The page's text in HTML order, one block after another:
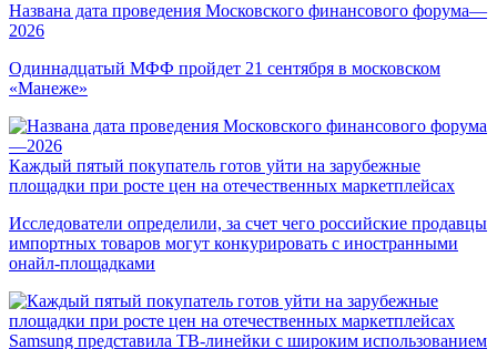
Названа дата проведения Московского финансового форума—
2026
Одиннадцатый МФФ пройдет 21 сентября в московском
«Манеже»
Каждый пятый покупатель готов уйти на зарубежные
площадки при росте цен на отечественных маркетплейсах
Исследователи определили, за счет чего российские продавцы
импортных товаров могут конкурировать с иностранными
онайл-площадками
Samsung представила ТВ-линейки с широким использованием